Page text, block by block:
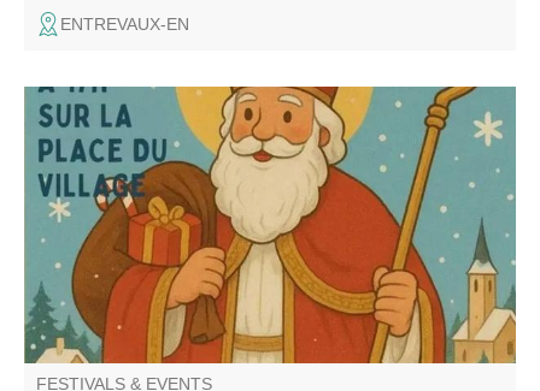
ENTREVAUX-EN
Retraite au flambeau, chocolat et vin chaud organisé par
le comité des fêtes de Beauvezer.
FESTIVALS & EVENTS